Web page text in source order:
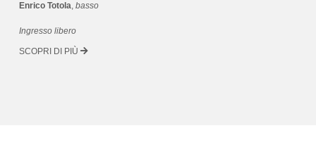
Enrico Totola, basso
Ingresso libero
SCOPRI DI PIÙ